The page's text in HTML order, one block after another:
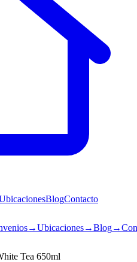
BlogContacto
→Ubicaciones→Blog→
Tea 650ml